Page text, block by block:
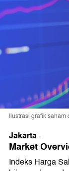
Ilustrasi grafik
Jakarta-
Market
Indeks Harga